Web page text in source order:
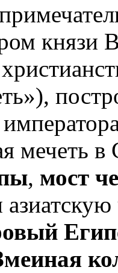
князи
мечеть в
, мост